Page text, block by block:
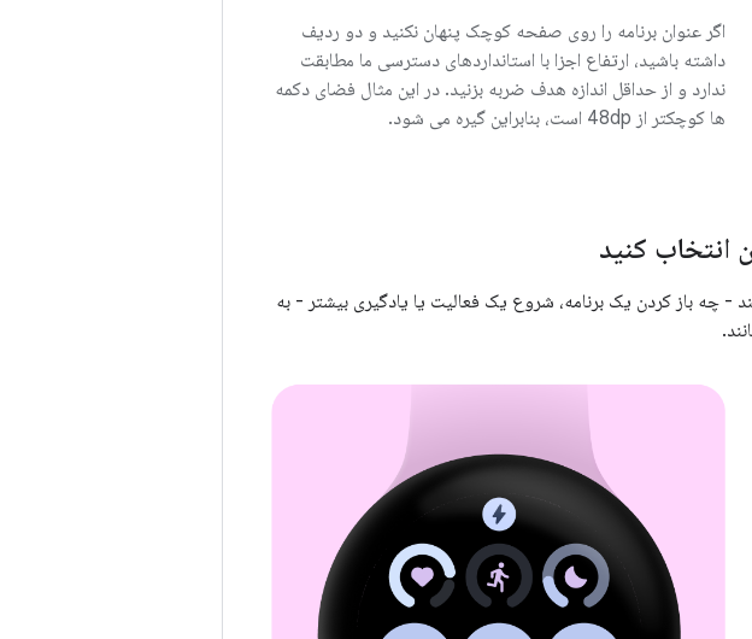
اگر عنوان برنامه را روی صفحه کوچک پنهان نکنید و دو ردیف
داشته باشید، ارتفاع اجزا با استانداردهای دسترسی ما مطابقت
ندارد و از حداقل اندازه هدف ضربه بزنید. در این مثال فضای دکمه
ها کوچکتر از 48dp است، بنابراین گیره می شود.
انتخاب کنید
- چه باز کردن یک برنامه، شروع یک فعالیت یا یادگیری بیشتر - به